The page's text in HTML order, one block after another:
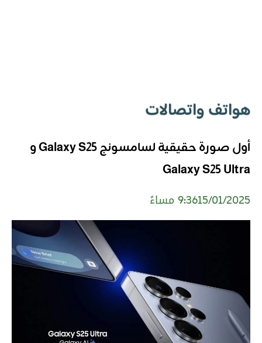
هواتف واتصالات
أول صورة حقيقية لسامسونج Galaxy S25 و
Galaxy S25 Ultra
15/01/20259:36 مساءً